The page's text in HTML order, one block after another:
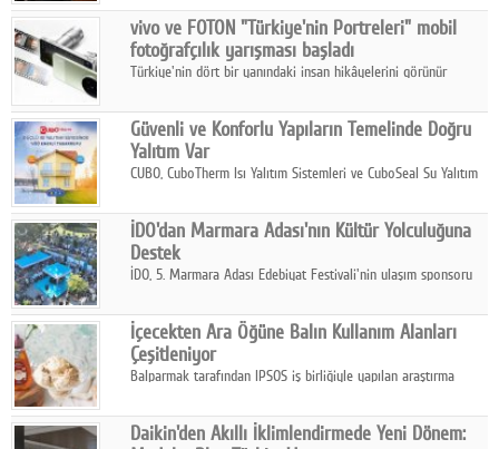
Çelik FAVÖK Marjını %16,1'e yükseltti.
vivo ve FOTON "Türkiye'nin Portreleri" mobil
fotoğrafçılık yarışması başladı
Türkiye'nin dört bir yanındaki insan hikâyelerini görünür
insanını, kültürünü ve yaşamını portre fotoğraflarıyla
anlatmaya davet ediyor.
Güvenli ve Konforlu Yapıların Temelinde Doğru
Yalıtım Var
CUBO, CuboTherm Isı Yalıtım Sistemleri ve CuboSeal Su Yalıtım
ve sürdürülebilir çözümler sunuyor.
İDO'dan Marmara Adası'nın Kültür Yolculuğuna
Destek
İDO, 5. Marmara Adası Edebiyat Festivali'nin ulaşım sponsoru
ettiriyor.
İçecekten Ara Öğüne Balın Kullanım Alanları
Çeşitleniyor
Balparmak tarafından IPSOS iş birliğiyle yapılan araştırma
ıhlamur gibi içeceklerde tercih ettiğini ortaya koyuyor.
Daikin'den Akıllı İklimlendirmede Yeni Dönem: